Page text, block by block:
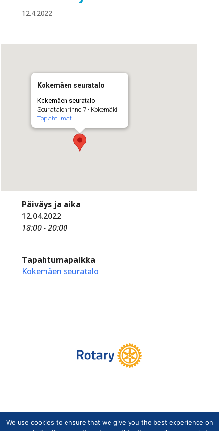
12.4.2022
Kokemäen seuratalo
Kokemäen seuratalo
Seuratalonrinne 7 - Kokemäki
Tapahtumat
Päiväys ja aika
12.04.2022
18:00 - 20:00
Tapahtumapaikka
Kokemäen seuratalo
Copyright © Suomen Rotarypalvelu ry 2026 |
We use cookies to ensure that we give you the best experience on